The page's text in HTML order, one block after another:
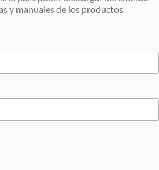
y manuales de los productos